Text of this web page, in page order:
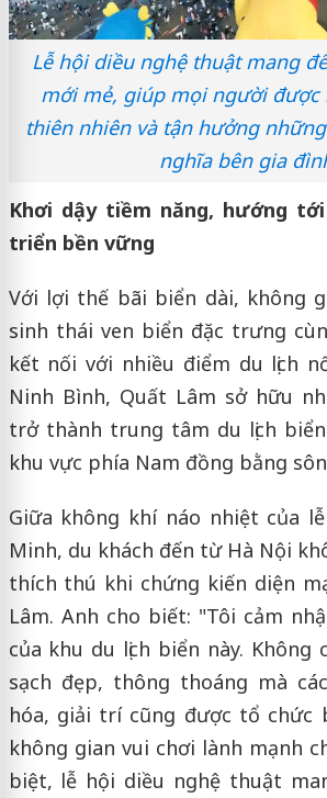
Lễ hội diều nghệ thuật mang
mới mẻ, giúp mọi người được
thiên nhiên và tận hưởng
nghĩa bên gia
Khơi dậy tiềm năng, hướng
triển bền vững
Với lợi thế bãi biển dài, không
sinh thái ven biển đặc trưng
kết nối với nhiều điểm du lịch
Ninh Bình, Quất Lâm sở hữu
trở thành trung tâm du lịch
khu vực phía Nam đồng bằng
Giữa không khí náo nhiệt của
Minh, du khách đến từ Hà Nội
thích thú khi chứng kiến diện
Lâm. Anh cho biết: "Tôi cảm
của khu du lịch biển này. Không
sạch đẹp, thông thoáng mà
hóa, giải trí cũng được tổ chức
không gian vui chơi lành mạnh
biệt, lễ hội diều nghệ thuật